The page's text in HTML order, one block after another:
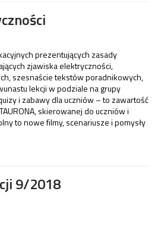
prezentujących zasady
zjawiska elektryczności,
szesnaście tekstów poradnikowych,
lekcji w podziale na grupy
i zabawy dla uczniów – to zawartość
skierowanej do uczniów i
to nowe filmy, scenariusze i pomysły
9/2018